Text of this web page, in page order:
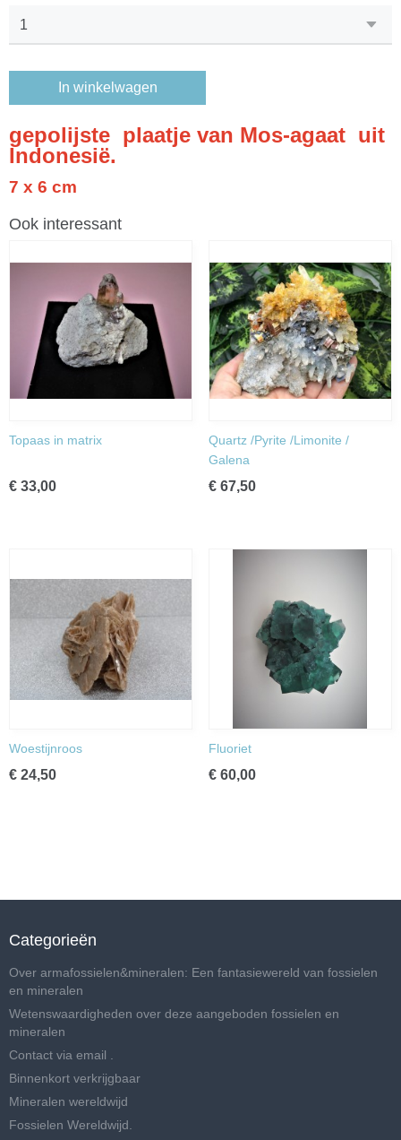
In winkelwagen
gepolijste plaatje van Mos-agaat uit
Indonesië.
7 x 6 cm
Ook interessant
Topaas in matrix
€ 33,00
Quartz /Pyrite /Limonite /
Galena
€ 67,50
Woestijnroos
€ 24,50
Fluoriet
€ 60,00
Categorieën
Over armafossielen&mineralen: Een fantasiewereld van fossielen
en mineralen
Wetenswaardigheden over deze aangeboden fossielen en
mineralen
Contact via email .
Binnenkort verkrijgbaar
Mineralen wereldwijd
Fossielen Wereldwijd.